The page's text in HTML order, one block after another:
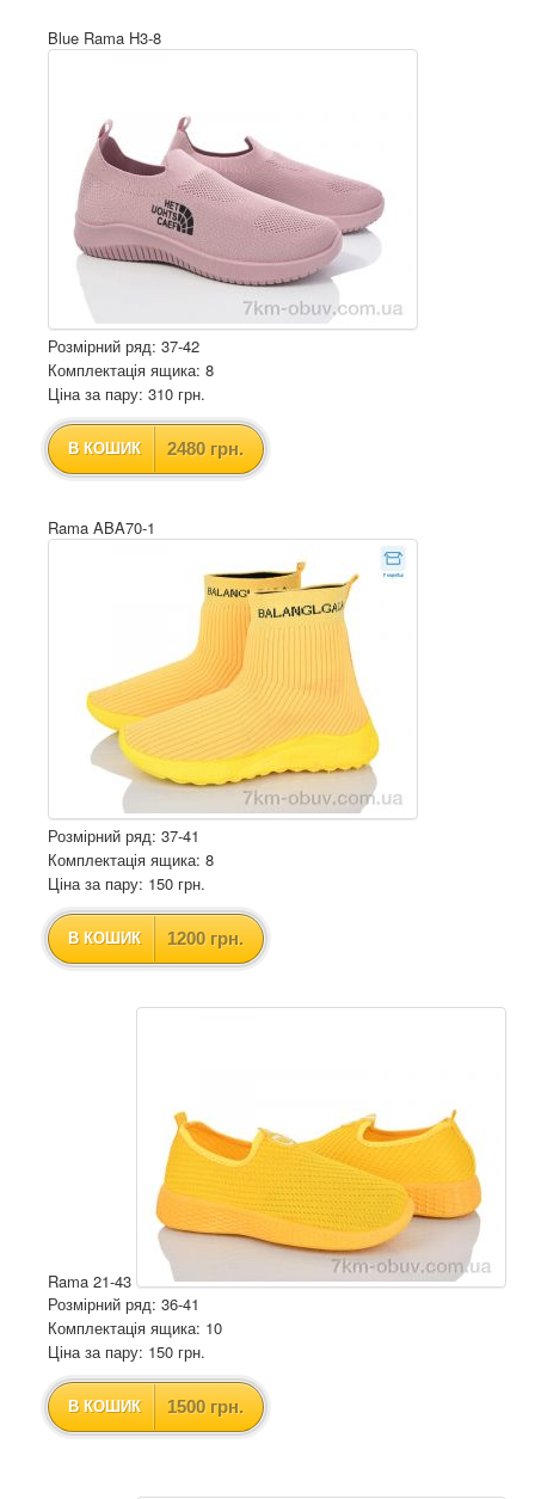
Blue Rama H3-8
Розмірний ряд: 37-42
Комплектація ящика: 8
Ціна за пару: 310 грн.
В КОШИК 2480 грн.
Rama ABA70-1
Розмірний ряд: 37-41
Комплектація ящика: 8
Ціна за пару: 150 грн.
В КОШИК 1200 грн.
Rama 21-43
Розмірний ряд: 36-41
Комплектація ящика: 10
Ціна за пару: 150 грн.
В КОШИК 1500 грн.